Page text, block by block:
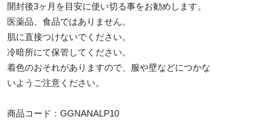
開封後3ヶ月を目安に使い切る事をお勧めします。
医薬品、食品ではありません。
肌に直接つけないでください。
冷暗所にて保管してください。
着色のおそれがありますので、服や壁などにつかな
いようご注意ください。
商品コード：GGNANALP10